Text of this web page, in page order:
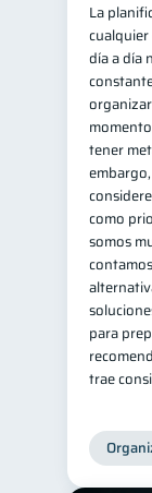
La
día a día
tener
como
somos
para
trae